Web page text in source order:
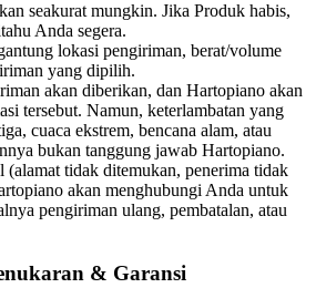
seakurat mungkin. Jika Produk habis,
Anda segera.
lokasi pengiriman, berat/volume
yang dipilih.
akan diberikan, dan Hartopiano akan
tersebut. Namun, keterlambatan yang
cuaca ekstrem, bencana alam, atau
bukan tanggung jawab Hartopiano.
(alamat tidak ditemukan, penerima tidak
akan menghubungi Anda untuk
pengiriman ulang, pembatalan, atau
& Garansi